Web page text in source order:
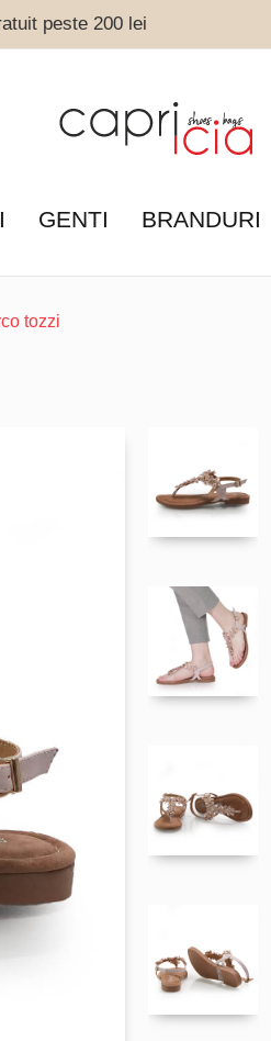
peste 200 lei
GENTI BRANDURI
tozzi